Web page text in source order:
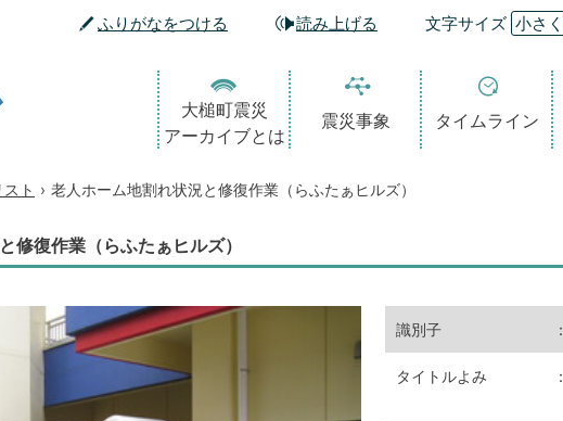
ふりがなをつける 読み上げる 文字サイズ 小さく
大槌町震災
アーカイブとは
震災事象 タイムライン
ト › 老人ホーム地割れ状況と修復作業（らふたぁヒルズ）
修復作業（らふたぁヒルズ）
識別子 ：
タイトルよみ ：